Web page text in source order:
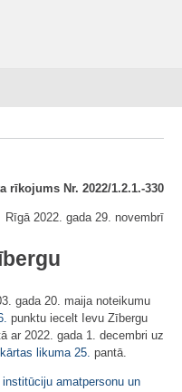
rīkojums Nr. 2022/1.2.1.-330
Rīgā 2022. gada 29. novembrī
gada 20. maija noteikumu
punktu iecelt Ievu Zībergu
ar 2022. gada 1. decembri uz
likuma 25. pantā.
amatpersonu un